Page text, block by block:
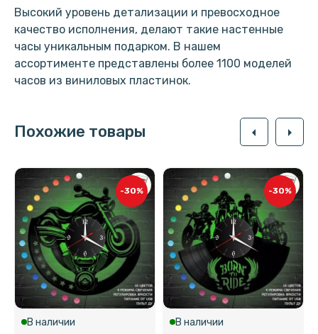
Высокий уровень детализации и превосходное
качество исполнения, делают такие настенные
часы уникальным подарком. В нашем
ассортименте представлены более 1100 моделей
часов из виниловых пластинок.
Похожие товары arrow_left arrow_right
-30%
В наличии
-30%
В наличии